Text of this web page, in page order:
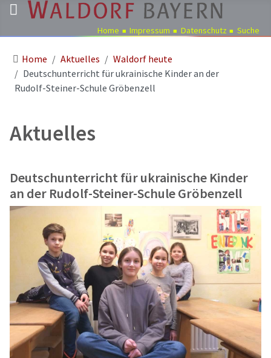
Pädagogik
Über
Schulen
Freie
Stellen
Termine
Home Impressum Datenschutz Suche
Home Aktuelles
Waldorf heute
Deutschunterricht für ukrainische Kinder an der
Rudolf-Steiner-Schule Gröbenzell
Aktuelles
Deutschunterricht für ukrainische Kinder
an der Rudolf-Steiner-Schule Gröbenzell